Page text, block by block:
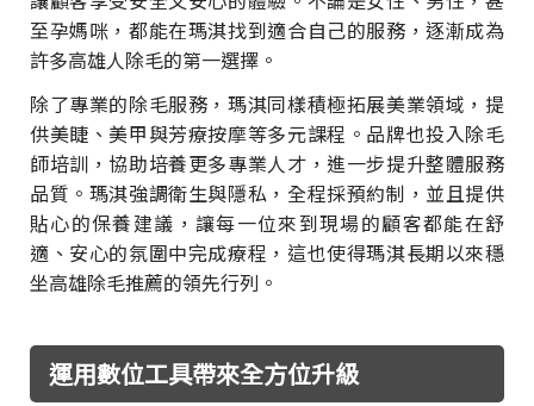
至孕媽咪，都能在瑪淇找到適合自己的服務，逐漸成為
許多高雄人除毛的第一選擇。
除了專業的除毛服務，瑪淇同樣積極拓展美業領域，提
供美睫、美甲與芳療按摩等多元課程。品牌也投入除毛
師培訓，協助培養更多專業人才，進一步提升整體服務
品質。瑪淇強調衛生與隱私，全程採預約制，並且提供
貼心的保養建議，讓每一位來到現場的顧客都能在舒
適、安心的氛圍中完成療程，這也使得瑪淇長期以來穩
坐高雄除毛推薦的領先行列。
運用數位工具帶來全方位升級